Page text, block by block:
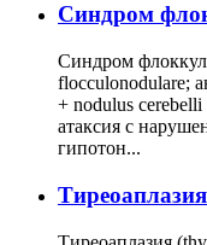
Cиндром
Синдром
flocculonodulare;
+ nodulus cerebelli
атаксия с
гипотон...
Тиреоаплазия